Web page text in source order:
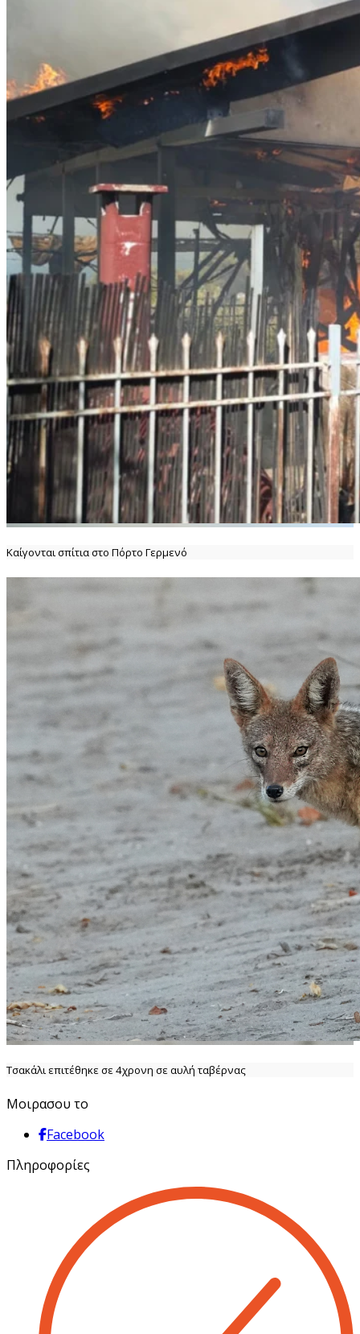
Καίγονται σπίτια στο Πόρτο Γερμενό
Τσακάλι επιτέθηκε σε 4χρονη σε αυλή ταβέρνας
Μοιρασου το
Facebook
Πληροφορίες